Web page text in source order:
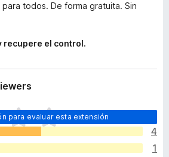
todos. De forma gratuita. Sin
recupere el control.
para evaluar esta extensión
4
1